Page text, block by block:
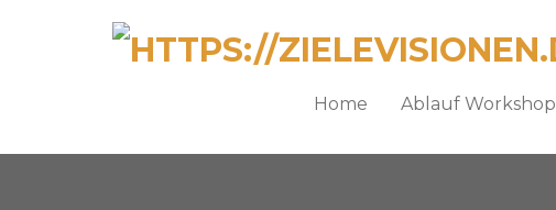
Home Ablauf Workshop